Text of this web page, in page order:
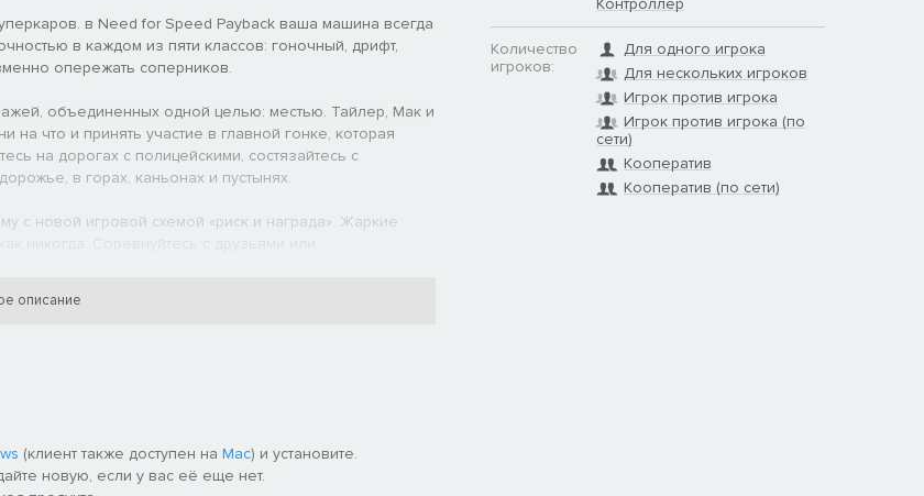
в Need for Speed Payback ваша машина всегда
в каждом из пяти классов: гоночный, дрифт,
опережать соперников.
объединенных одной целью: местью. Тайлер, Мак и
что и принять участие в главной гонке, которая
на дорогах с полицейскими, состязайтесь с
в горах, каньонах и пустынях.
с новой игровой схемой «риск и награда». Жаркие
описание
(клиент также доступен на Mac) и установите.
новую, если у вас её еще нет.
Количество
игроков:
Для одного игрока
Для нескольких игроков
Игрок против игрока
Игрок против игрока (по
сети)
Кооператив
Кооператив (по сети)